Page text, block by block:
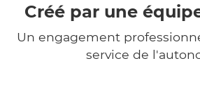
Créé par une
Un engagement
service de